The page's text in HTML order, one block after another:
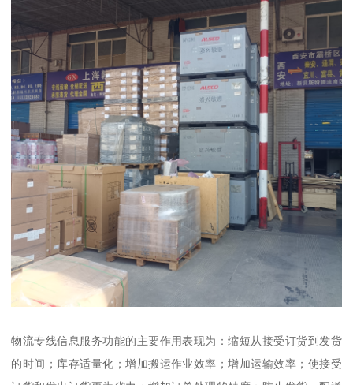
物流专线信息服务功能的主要作用表现为：缩短从接受订货到发货
的时间；库存适量化；增加搬运作业效率；增加运输效率；使接受